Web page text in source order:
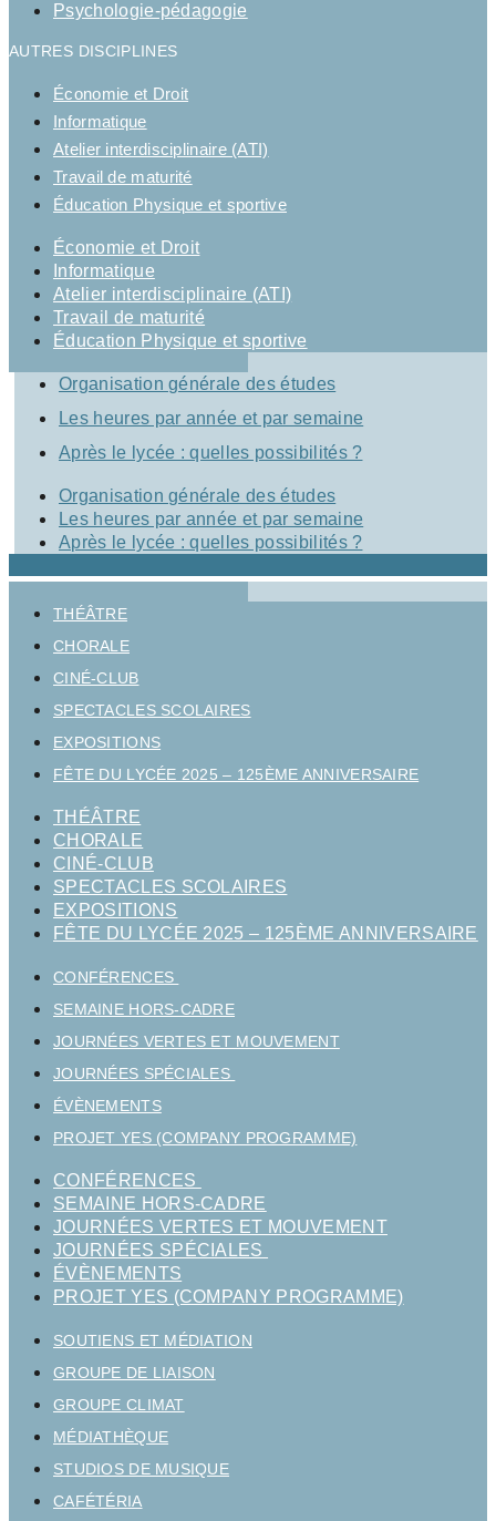
Psychologie-pédagogie
AUTRES DISCIPLINES
Économie et Droit
Informatique
Atelier interdisciplinaire (ATI)
Travail de maturité
Éducation Physique et sportive
Économie et Droit
Informatique
Atelier interdisciplinaire (ATI)
Travail de maturité
Éducation Physique et sportive
Organisation générale des études
Les heures par année et par semaine
Après le lycée : quelles possibilités ?
Organisation générale des études
Les heures par année et par semaine
Après le lycée : quelles possibilités ?
THÉÂTRE
CHORALE
CINÉ-CLUB
SPECTACLES SCOLAIRES
EXPOSITIONS
FÊTE DU LYCÉE 2025 – 125ÈME ANNIVERSAIRE
THÉÂTRE
CHORALE
CINÉ-CLUB
SPECTACLES SCOLAIRES
EXPOSITIONS
FÊTE DU LYCÉE 2025 – 125ÈME ANNIVERSAIRE
CONFÉRENCES
SEMAINE HORS-CADRE
JOURNÉES VERTES ET MOUVEMENT
JOURNÉES SPÉCIALES
ÉVÈNEMENTS
PROJET YES (COMPANY PROGRAMME)
CONFÉRENCES
SEMAINE HORS-CADRE
JOURNÉES VERTES ET MOUVEMENT
JOURNÉES SPÉCIALES
ÉVÈNEMENTS
PROJET YES (COMPANY PROGRAMME)
SOUTIENS ET MÉDIATION
GROUPE DE LIAISON
GROUPE CLIMAT
MÉDIATHÈQUE
STUDIOS DE MUSIQUE
CAFÉTÉRIA